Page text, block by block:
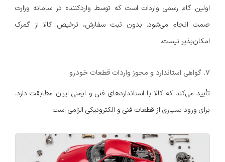
اولین گام رسمی واردات است که توسط واردکننده در سامانه وزارت
صمت انجام می‌شود. بدون ثبت سفارش، ترخیص کالا از گمرک
امکان‌پذیر نیست.
7. گواهی استاندارد و مجوز واردات قطعات خودرو
تأیید می‌کند که کالا با استانداردهای فنی و ایمنی ایران مطابقت دارد.
برای ورود بسیاری از قطعات فنی و الکترونیکی الزامی است.